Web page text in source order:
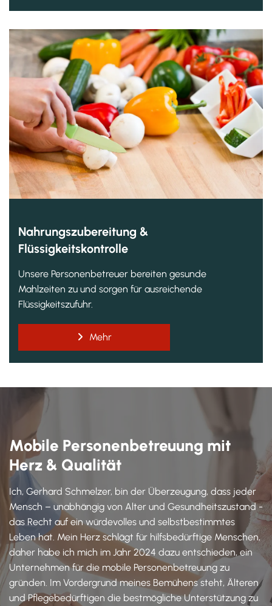
Nahrungszubereitung &
Flüssigkeitskontrolle
Unsere Personenbetreuer bereiten gesunde
Mahlzeiten zu und sorgen für ausreichende
Flüssigkeitszufuhr.
Mehr
Mobile Personenbetreuung mit
Herz & Qualität
Ich, Gerhard Schmelzer, bin der Überzeugung, dass jeder
Mensch – unabhängig von Alter und Gesundheitszustand -
das Recht auf ein würdevolles und selbstbestimmtes
Leben hat. Mein Herz schlägt für hilfsbedürftige Menschen,
daher habe ich mich im Jahr 2024 dazu entschieden, ein
Unternehmen für die mobile Personenbetreuung zu
gründen. Im Vordergrund meines Bemühens steht, Älteren
und Pflegebedürftigen die bestmögliche Unterstützung zu